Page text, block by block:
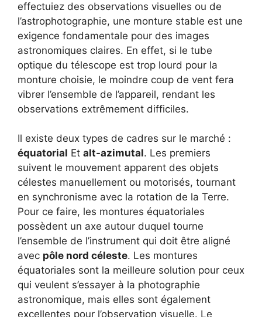
effectuiez des observations visuelles ou de
l’astrophotographie, une monture stable est une
exigence fondamentale pour des images
astronomiques claires. En effet, si le tube
optique du télescope est trop lourd pour la
monture choisie, le moindre coup de vent fera
vibrer l’ensemble de l’appareil, rendant les
observations extrêmement difficiles.
Il existe deux types de cadres sur le marché :
équatorial Et alt-azimutal. Les premiers
suivent le mouvement apparent des objets
célestes manuellement ou motorisés, tournant
en synchronisme avec la rotation de la Terre.
Pour ce faire, les montures équatoriales
possèdent un axe autour duquel tourne
l’ensemble de l’instrument qui doit être aligné
avec pôle nord céleste. Les montures
équatoriales sont la meilleure solution pour ceux
qui veulent s’essayer à la photographie
astronomique, mais elles sont également
excellentes pour l’observation visuelle. Le